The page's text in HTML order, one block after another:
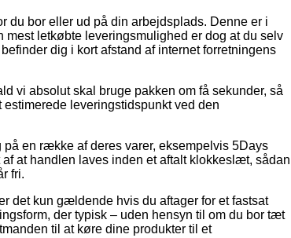
du bor eller ud på din arbejdsplads. Denne er i
letkøbte leveringsmulighed er dog at du selv
dig i kort afstand af internet forretningens
vi absolut skal bruge pakken om få sekunder, så
leveringstidspunkt ved den
en række af deres varer, eksempelvis 5Days
at handlen laves inden et aftalt klokkeslæt, sådan
fri.
det kun gældende hvis du aftager for et fastsat
der typisk – uden hensyn til om du bor tæt
til at køre dine produkter til et